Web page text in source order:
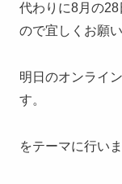
代わりに8月の
ので宜しくお願
明日のオンライ
す。
をテーマに行いま